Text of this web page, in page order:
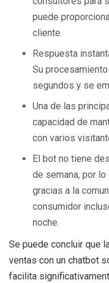
puede
cliente.
Respuesta
Su
segundos y se
Una de las
capacidad de
con varios
El bot no tiene
de semana, por lo
gracias a la
consumidor
noche.
Se puede concluir que
ventas con un chatbot
facilita